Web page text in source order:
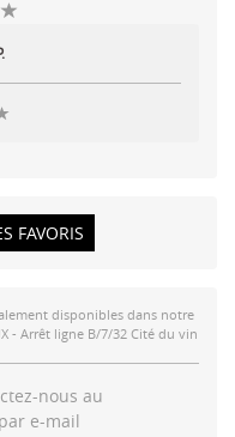
FAVORIS
disponibles dans notre
- Arrêt ligne B/7/32 Cité du vin
nous au
e-mail